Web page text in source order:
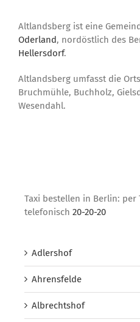
Altlandsberg ist eine
Oderland, nordöstlich des
Hellersdorf.
Altlandsberg umfasst die
Bruchmühle, Buchholz,
Wesendahl.
Taxi bestellen in Berlin:
telefonisch 20-20-20
Adlershof
Ahrensfelde
Albrechtshof